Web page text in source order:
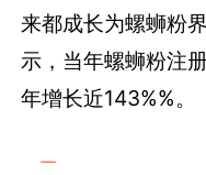
来都成长为螺蛳粉
示，当年螺蛳粉注
年增长近143%%。